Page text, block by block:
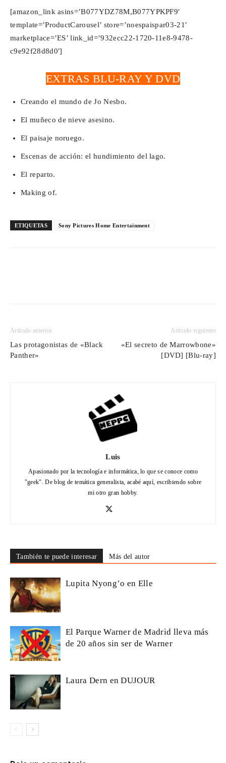
[amazon_link asins=’B077YDZ78M,B077YPKPF9′
template=’ProductCarousel’ store=’noespaispar03-21′
marketplace=’ES’ link_id=’932ecc22-1720-11e8-9478-
c9e92f28d8d0′]
EXTRAS BLU-RAY Y DVD
Creando el mundo de Jo Nesbo.
El muñeco de nieve asesino.
El paisaje noruego.
Escenas de acción: el hundimiento del lago.
El reparto.
Making of.
ETIQUETAS Sony Pictures Home Entertainment
Artículo anterior
Las protagonistas de «Black
Panther»
Artículo siguiente
«El secreto de Marrowbone»
[DVD] [Blu-ray]
Luis
Apasionado por la tecnología e informática, lo que se conoce como
"geek". De blog de temática generalista, acabé aquí, escribiendo sobre
mi otro gran hobby.
También te puede interesar Más del autor
Lupita Nyong’o en Elle
El Parque Warner de Madrid lleva más
de 20 años sin ser de Warner
Laura Dern en DUJOUR